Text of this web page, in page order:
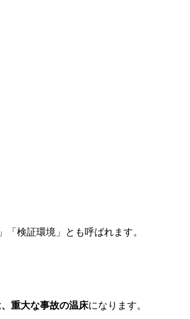
検証環境」とも呼ばれます。
重大な事故の温床になります。